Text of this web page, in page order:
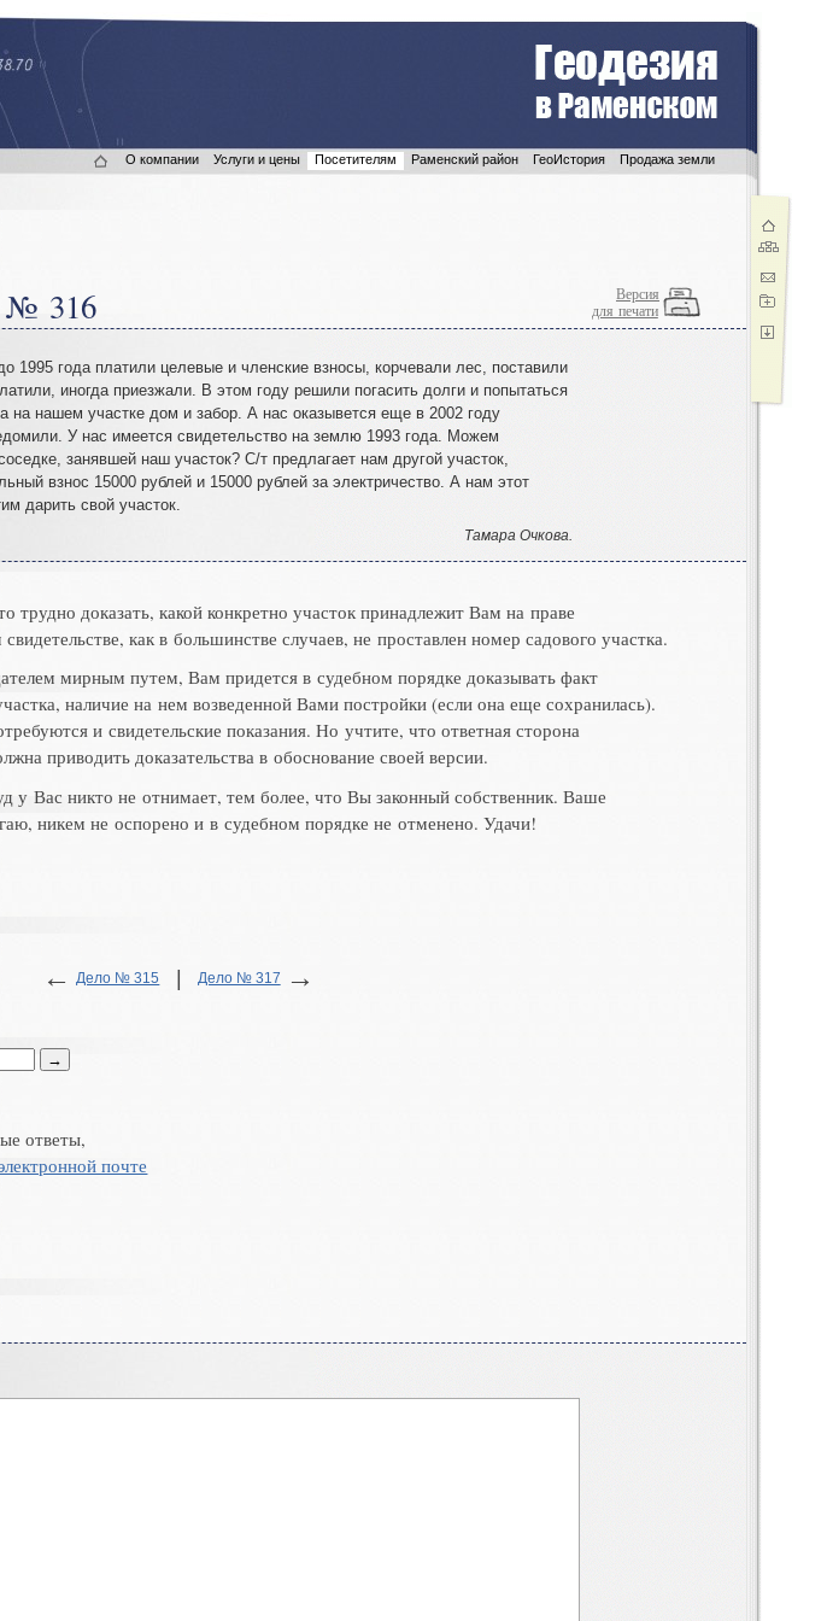
О компании Услуги и цены Посетителям Раменский район ГеоИстория Продажа земли
№ 316
Версия
для печати
1995 года платили целевые и членские взносы, корчевали лес поставили
, иногда приезжали. В этом году решили погасить долги и попытаться
а на нашем участке дом и забор. А нас оказывется еще в 2002 году
. У нас имеется свидетельство на землю 1993 года. Можем
, занявшей наш участок? С/т предлагает нам другой участок,
взнос 15000 рублей и 15000 рублей за электричество. А нам этот
дарить свой участок.
Тамара Очкова.
трудно доказать, какой конкретно участок принадлежит Вам на праве
, как в большинстве случаев, не проставлен номер садового участка.
мирным путем, Вам придется в судебном порядке доказывать факт
, наличие на нем возведенной Вами постройки (если она еще сохранилась).
и свидетельские показания. Но учтите, что ответная сторона
приводить доказательства в обоснование своей версии.
у Вас никто не отнимает, тем более, что Вы законный собственник. Ваше
, никем не оспорено и в судебном порядке не отменено. Удачи!
← Дело № 315 Дело № 317 →
ответы,
почте